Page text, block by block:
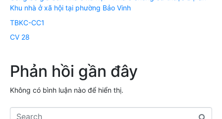
Khu nhà ở xã hội tại phường Bảo Vinh
TBKC-CC1
CV 28
Phản hồi gần đây
Không có bình luận nào để hiển thị.